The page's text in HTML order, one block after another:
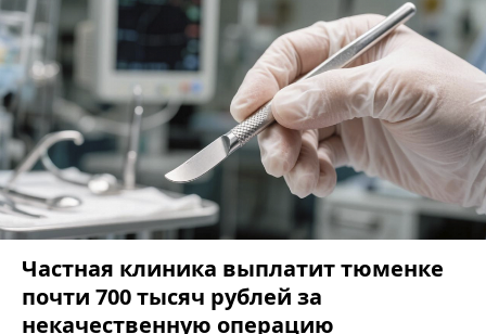
Частная клиника выплатит тюменке
почти 700 тысяч рублей за
некачественную операцию